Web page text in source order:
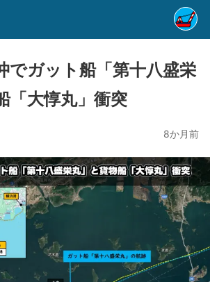
でガット船「第十八盛栄
「大惇丸」衝突
8か月前